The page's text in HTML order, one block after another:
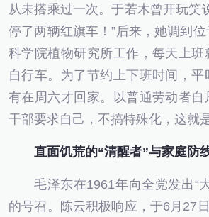
从未搭乘过一次。于若木曾开玩笑
停了两辆红旗车！”后来，她调到
科学院植物研究所工作，每天上
自行车。为了节约上下班时间，平
有在周六才回家。以普通劳动者自
干部要求自己，不搞特殊化，这就
直面饥荒的“清醒者”与家庭防
毛泽东在1961年向全党发出“
的号召。陈云积极响应，于6月27